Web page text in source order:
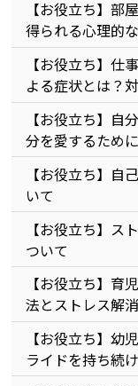
【お役立ち】部
得られる心理的
【お役立ち】仕
よる症状とは？
【お役立ち】自
分を愛するため
【お役立ち】自
いて
【お役立ち】ス
ついて
【お役立ち】育
法とストレス解
【お役立ち】幼
ライドを持ち続